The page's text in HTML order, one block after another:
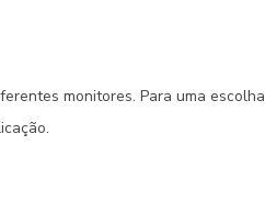
monitores. Para uma escolha